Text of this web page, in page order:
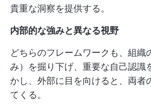
貴重な洞察を提供する。
内部的な強みと異なる視野
どちらのフレームワークも、組織
み）を掘り下げ、重要な自己認識
かし、外部に目を向けると、両者
てくる。